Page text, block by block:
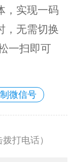
，实现一码
，无需切换
一扫即可
微信号
拨打电话）